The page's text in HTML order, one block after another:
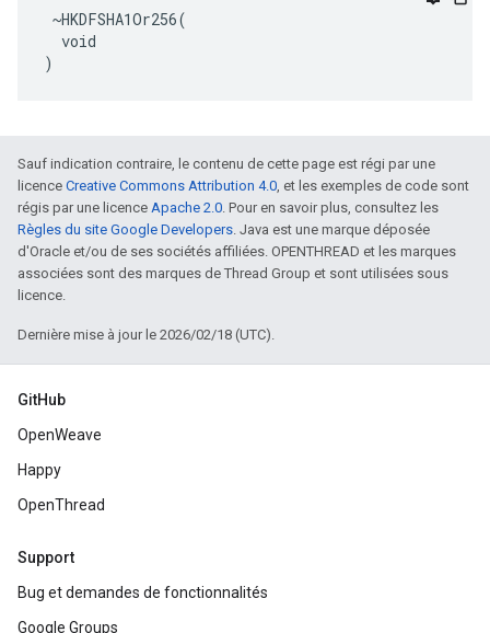
~HKDFSHA1Or256(
  void
)
Sauf indication contraire, le contenu de cette page est régi par une
licence Creative Commons Attribution 4.0, et les exemples de code sont
régis par une licence Apache 2.0. Pour en savoir plus, consultez les
Règles du site Google Developers. Java est une marque déposée
d'Oracle et/ou de ses sociétés affiliées. OPENTHREAD et les marques
associées sont des marques de Thread Group et sont utilisées sous
licence.
Dernière mise à jour le 2026/02/18 (UTC).
GitHub
OpenWeave
Happy
OpenThread
Support
Bug et demandes de fonctionnalités
Google Groups